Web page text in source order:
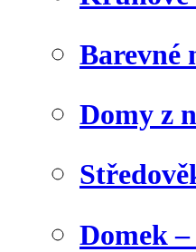
Barevné
Domy z
Domek